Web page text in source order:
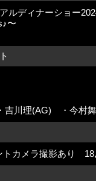
ルディナーショー
〜
】
吉川理(AG) ・今村
カメラ撮影あり